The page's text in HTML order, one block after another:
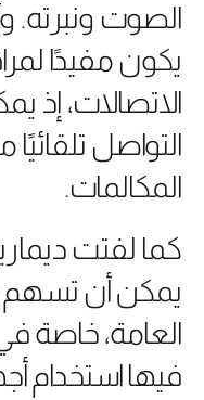
الصوت ونبرته.
يكون مفيدًا
الاتصالات، إذ
التواصل
المكالمات.
كما لفتت
يمكن أن تسهم
العامة، خاصة
فيها استخدام